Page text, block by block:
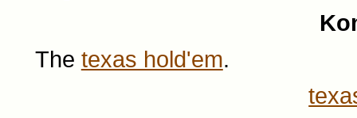
The texas hold'em.